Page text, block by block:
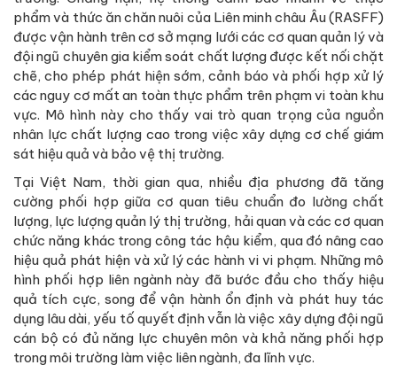
phẩm và thức ăn chăn nuôi của Liên minh châu Âu (RASFF)
được vận hành trên cơ sở mạng lưới các cơ quan quản lý và
đội ngũ chuyên gia kiểm soát chất lượng được kết nối chặt
chẽ, cho phép phát hiện sớm, cảnh báo và phối hợp xử lý
các nguy cơ mất an toàn thực phẩm trên phạm vi toàn khu
vực. Mô hình này cho thấy vai trò quan trọng của nguồn
nhân lực chất lượng cao trong việc xây dựng cơ chế giám
sát hiệu quả và bảo vệ thị trường.
Tại Việt Nam, thời gian qua, nhiều địa phương đã tăng
cường phối hợp giữa cơ quan tiêu chuẩn đo lường chất
lượng, lực lượng quản lý thị trường, hải quan và các cơ quan
chức năng khác trong công tác hậu kiểm, qua đó nâng cao
hiệu quả phát hiện và xử lý các hành vi vi phạm. Những mô
hình phối hợp liên ngành này đã bước đầu cho thấy hiệu
quả tích cực, song để vận hành ổn định và phát huy tác
dụng lâu dài, yếu tố quyết định vẫn là việc xây dựng đội ngũ
cán bộ có đủ năng lực chuyên môn và khả năng phối hợp
trong môi trường làm việc liên ngành, đa lĩnh vực.